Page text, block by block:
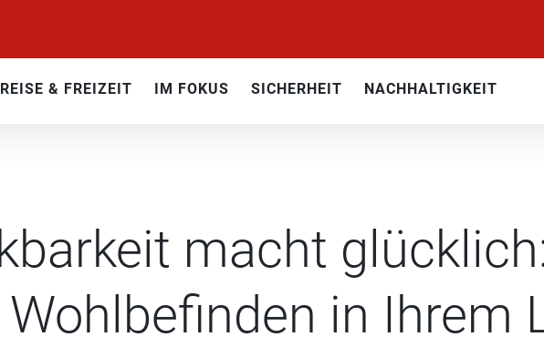
REISE & FREIZEIT IM FOKUS SICHERHEIT NACHHALTIGKEIT
macht
in Ihrem